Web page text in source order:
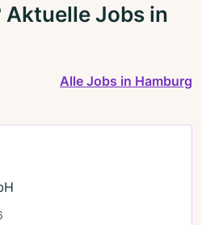
Jobs in
Alle Jobs in Hamburg